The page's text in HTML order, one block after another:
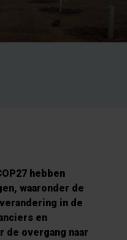
hebben
waaronder de
in de
en
de overgang naar